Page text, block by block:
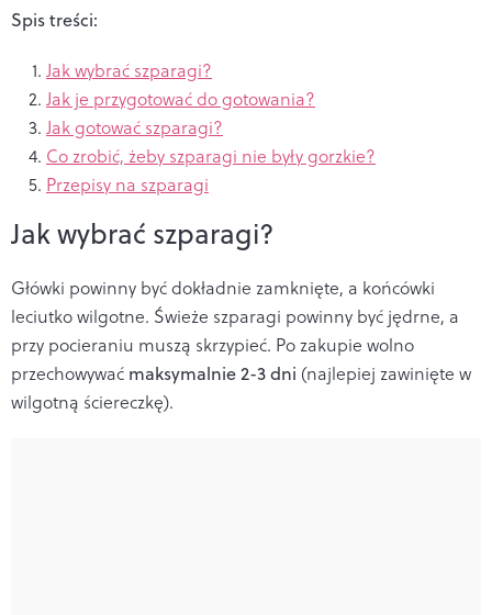
Spis treści:
Jak wybrać szparagi?
Jak je przygotować do gotowania?
Jak gotować szparagi?
Co zrobić, żeby szparagi nie były gorzkie?
Przepisy na szparagi
Jak wybrać szparagi?
Główki powinny być dokładnie zamknięte, a końcówki
leciutko wilgotne. Świeże szparagi powinny być jędrne, a
przy pocieraniu muszą skrzypieć. Po zakupie wolno
przechowywać maksymalnie 2-3 dni (najlepiej zawinięte w
wilgotną ściereczkę).